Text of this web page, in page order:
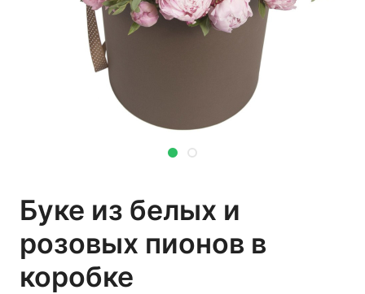
Буке из белых и
розовых пионов в
коробке